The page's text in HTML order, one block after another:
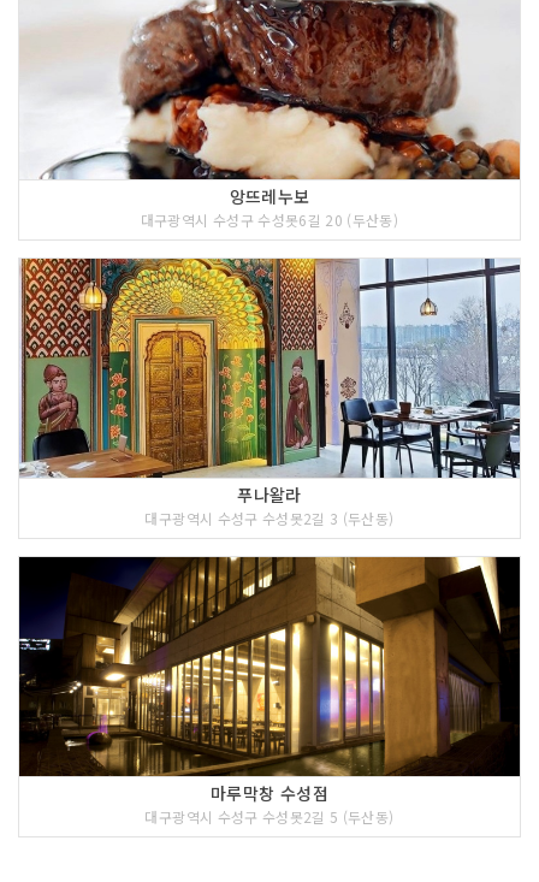
앙뜨레누보
대구광역시 수성구 수성못6길 20 (두산동)
푸나왈라
대구광역시 수성구 수성못2길 3 (두산동)
마루막창 수성점
대구광역시 수성구 수성못2길 5 (두산동)